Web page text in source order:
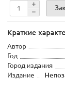
Краткие
Автор
Год
Город издания
Издание